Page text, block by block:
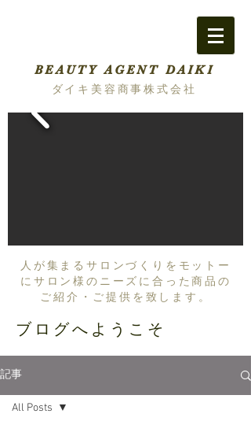
BEAUTY AGENT DAIKI
ダイキ美容商事株式会社
人が集まるサロンづくりをモットー
にサロン様のニーズに合った商品の
ご紹介・ご提供を致します。
ブログへようこそ
記事
All Posts